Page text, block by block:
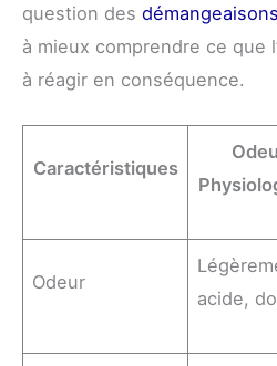
question des
à mieux comprendre ce que
à réagir en conséquence.
Caractéristiques
Odeur
acide,